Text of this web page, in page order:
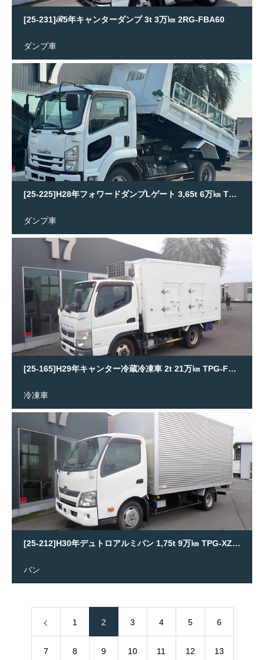
[25-231]ℛ5年キャンターダンプ 3t 3万㎞ 2RG-FBA60
ダンプ車
[25-225]H28年フォワードダンプLゲート 3,65t 6万㎞ TKG-FRR90S1
ダンプ車
[25-165]H29年キャンター冷蔵冷凍車 2t 21万㎞ TPG-FBA20
冷凍車
[25-212]H30年デュトロアルミバン 1,75t 9万㎞ TPG-XZC710M
バン
1 2 3 4 5 6
7 8 9 10 11 12 13